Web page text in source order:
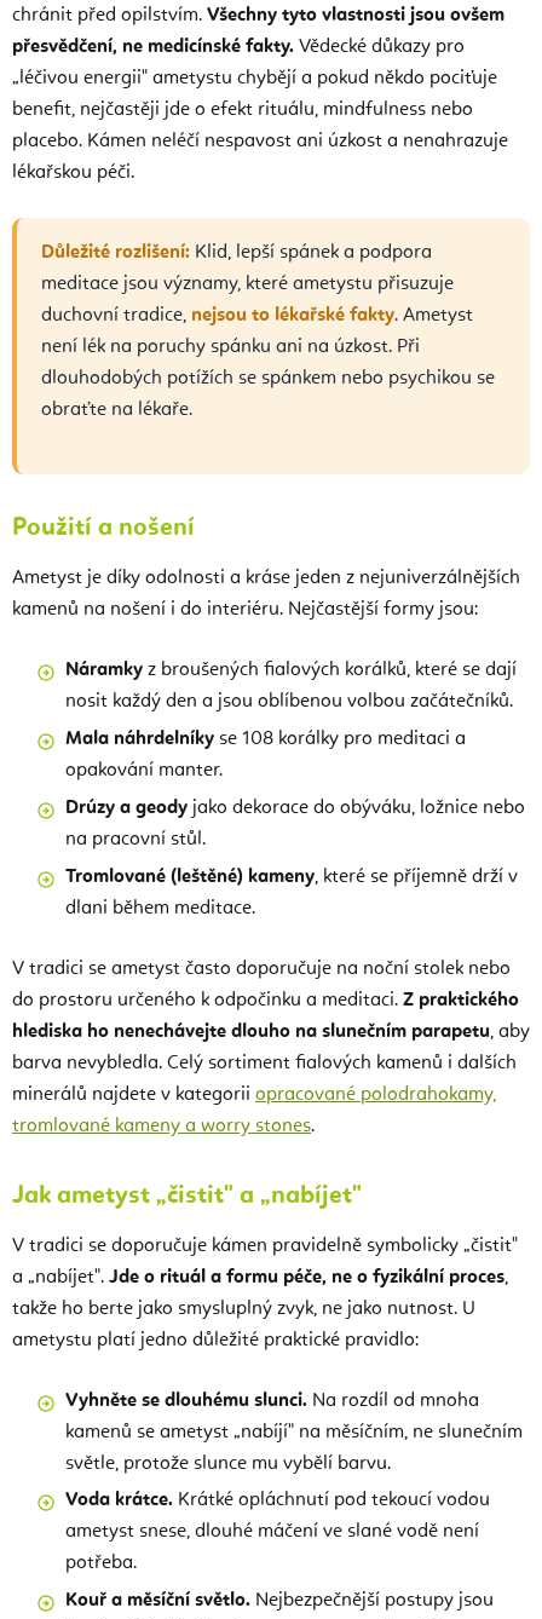
chránit před opilstvím. Všechny tyto vlastnosti jsou ovšem
přesvědčení, ne medicínské fakty. Vědecké důkazy pro
„léčivou energii" ametystu chybějí a pokud někdo pociťuje
benefit, nejčastěji jde o efekt rituálu, mindfulness nebo
placebo. Kámen neléčí nespavost ani úzkost a nenahrazuje
lékařskou péči.
Důležité rozlišení: Klid, lepší spánek a podpora
meditace jsou významy, které ametystu přisuzuje
duchovní tradice, nejsou to lékařské fakty. Ametyst
není lék na poruchy spánku ani na úzkost. Při
dlouhodobých potížích se spánkem nebo psychikou se
obraťte na lékaře.
Použití a nošení
Ametyst je díky odolnosti a kráse jeden z nejuniverzálnějších
kamenů na nošení i do interiéru. Nejčastější formy jsou:
Náramky z broušených fialových korálků, které se dají
nosit každý den a jsou oblíbenou volbou začátečníků.
Mala náhrdelníky se 108 korálky pro meditaci a
opakování manter.
Drúzy a geody jako dekorace do obýváku, ložnice nebo
na pracovní stůl.
Tromlované (leštěné) kameny, které se příjemně drží v
dlani během meditace.
V tradici se ametyst často doporučuje na noční stolek nebo
do prostoru určeného k odpočinku a meditaci. Z praktického
hlediska ho nenechávejte dlouho na slunečním parapetu, aby
barva nevybledla. Celý sortiment fialových kamenů i dalších
minerálů najdete v kategorii opracované polodrahokamy,
tromlované kameny a worry stones.
Jak ametyst „čistit" a „nabíjet"
V tradici se doporučuje kámen pravidelně symbolicky „čistit"
a „nabíjet". Jde o rituál a formu péče, ne o fyzikální proces,
takže ho berte jako smysluplný zvyk, ne jako nutnost. U
ametystu platí jedno důležité praktické pravidlo:
Vyhněte se dlouhému slunci. Na rozdíl od mnoha
kamenů se ametyst „nabíjí" na měsíčním, ne slunečním
světle, protože slunce mu vybělí barvu.
Voda krátce. Krátké opláchnutí pod tekoucí vodou
ametyst snese, dlouhé máčení ve slané vodě není
potřeba.
Kouř a měsíční světlo. Nejbezpečnější postupy jsou